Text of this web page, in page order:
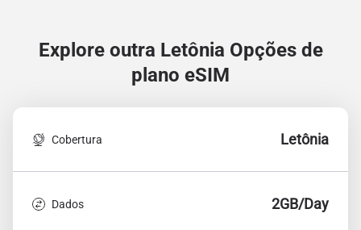
Explore outra Letônia Opções de
plano eSIM
Cobertura Letônia
Dados 2GB/Day